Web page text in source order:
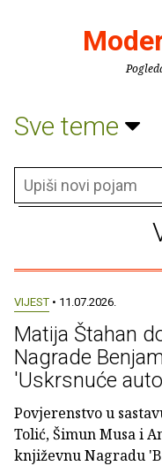
Sve teme
VIJEST • 11.07.2026.
Matija Štahan
Nagrade
'Uskrsnuće
Povjerenstvo u
Tolić, Šimun Musa i
književnu Nagradu